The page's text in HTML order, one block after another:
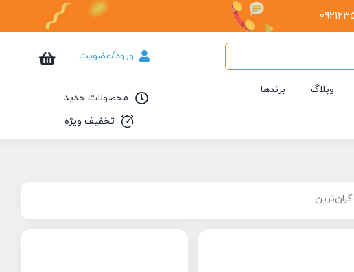
ورود/عضویت
وبلاگ برندها
محصولات جدید
تخفیف ویژه
گران‌ترین